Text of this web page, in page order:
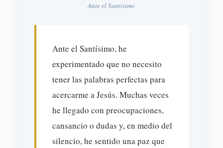
Ante el Santísimo
Ante el Santísimo, he
experimentado que no necesito
tener las palabras perfectas para
acercarme a Jesús. Muchas veces
he llegado con preocupaciones,
cansancio o dudas y, en medio del
silencio, he sentido una paz que